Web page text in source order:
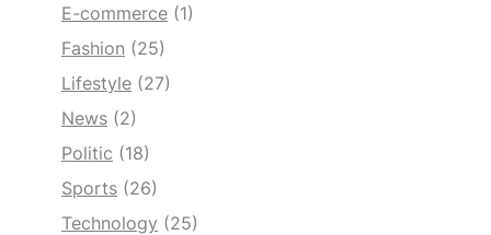
E-commerce (1)
Fashion (25)
Lifestyle (27)
News (2)
Politic (18)
Sports (26)
Technology (25)